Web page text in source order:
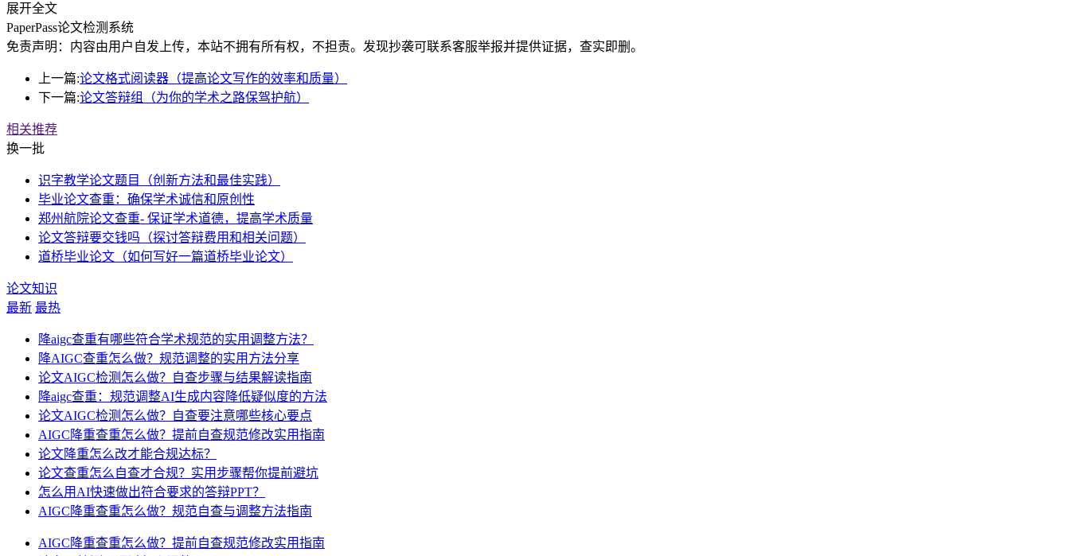
展开全文
PaperPass论文检测系统
免责声明：内容由用户自发上传，本站不拥有所有权，不担责。发现抄袭可联系客服举报并提供证据，查实即删。
上一篇:论文格式阅读器（提高论文写作的效率和质量）
下一篇:论文答辩组（为你的学术之路保驾护航）
相关推荐
换一批
识字教学论文题目（创新方法和最佳实践）
毕业论文查重：确保学术诚信和原创性
郑州航院论文查重- 保证学术道德，提高学术质量
论文答辩要交钱吗（探讨答辩费用和相关问题）
道桥毕业论文（如何写好一篇道桥毕业论文）
论文知识
最新 最热
降aigc查重有哪些符合学术规范的实用调整方法？
降AIGC查重怎么做？规范调整的实用方法分享
论文AIGC检测怎么做？自查步骤与结果解读指南
降aigc查重：规范调整AI生成内容降低疑似度的方法
论文AIGC检测怎么做？自查要注意哪些核心要点
AIGC降重查重怎么做？提前自查规范修改实用指南
论文降重怎么改才能合规达标？
论文查重怎么自查才合规？实用步骤帮你提前避坑
怎么用AI快速做出符合要求的答辩PPT？
AIGC降重查重怎么做？规范自查与调整方法指南
AIGC降重查重怎么做？提前自查规范修改实用指南